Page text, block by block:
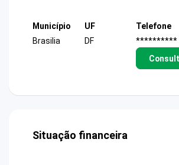
Município
Brasilia
UF
DF
Telefone
**********
Situação financeira